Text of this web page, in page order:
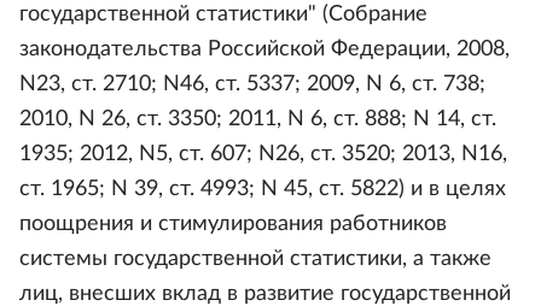
государственной статистики" (Собрание
законодательства Российской Федерации, 2008,
N23, ст. 2710; N46, ст. 5337; 2009, N 6, ст. 738;
2010, N 26, ст. 3350; 2011, N 6, ст. 888; N 14, ст.
1935; 2012, N5, ст. 607; N26, ст. 3520; 2013, N16,
ст. 1965; N 39, ст. 4993; N 45, ст. 5822) и в целях
поощрения и стимулирования работников
системы государственной статистики, а также
лиц, внесших вклад в развитие государственной